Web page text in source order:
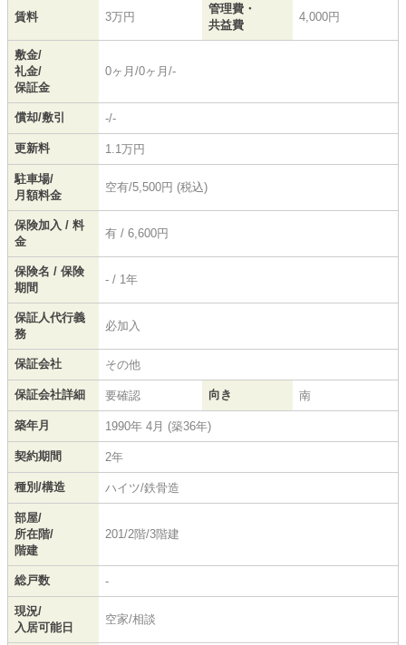
賃料 3万円
管理費・
共益費
4,000円
敷金/
礼金/
保証金
0ヶ月/0ヶ月/-
償却/敷引 -/-
更新料 1.1万円
駐車場/
月額料金
空有/5,500円 (税込)
保険加入 / 料
金
有 / 6,600円
保険名 / 保険
期間
- / 1年
保証人代行義
務
必加入
保証会社 その他
保証会社詳細 要確認 向き 南
築年月 1990年 4月 (築36年)
契約期間 2年
種別/構造 ハイツ/鉄骨造
部屋/
所在階/
階建
201/2階/3階建
総戸数 -
現況/
入居可能日
空家/相談